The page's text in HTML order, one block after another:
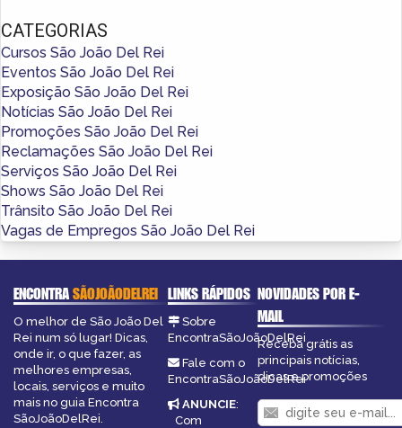
CATEGORIAS
Cursos São João Del Rei
Eventos São João Del Rei
Exposição São João Del Rei
Notícias São João Del Rei
Promoções São João Del Rei
Reclamações São João Del Rei
Serviços São João Del Rei
Shows São João Del Rei
Trânsito São João Del Rei
Vagas de Empregos São João Del Rei
ENCONTRASÃOJOÃODELREI
O melhor de São João Del
Rei num só lugar! Dicas,
onde ir, o que fazer, as
melhores empresas,
locais, serviços e muito
mais no guia Encontra
SãoJoãoDelRei.
LINKS RÁPIDOS
Sobre
EncontraSãoJoãoDelRei
Fale com o
EncontraSãoJoãoDelRei
ANUNCIE:
Com
NOVIDADES POR E-
MAIL
Receba grátis as
principais notícias,
dicas e promoções